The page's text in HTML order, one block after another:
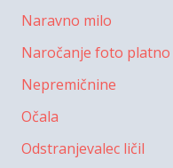
Naravno milo
Naročanje foto platno
Nepremičnine
Očala
Odstranjevalec ličil